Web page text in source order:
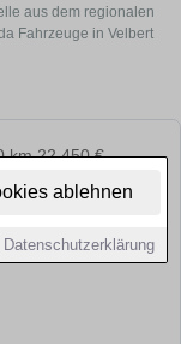
ablehnen
Datenschutzerklärung
aus dem regionalen
Fahrzeuge in Velbert